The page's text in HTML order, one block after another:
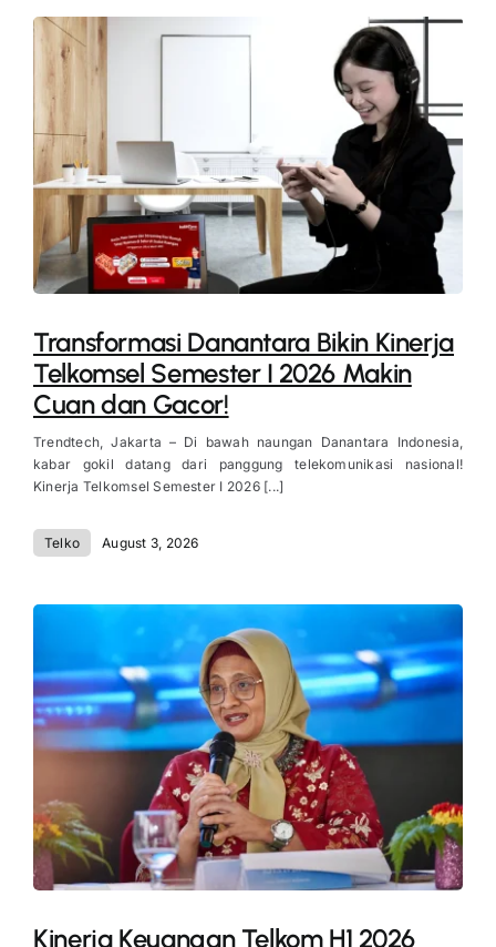
Transformasi Danantara Bikin Kinerja
Telkomsel Semester I 2026 Makin
Cuan dan Gacor!
Trendtech, Jakarta – Di bawah naungan Danantara Indonesia,
kabar gokil datang dari panggung telekomunikasi nasional!
Kinerja Telkomsel Semester I 2026 [...]
Telko August 3, 2026
Kinerja Keuangan Telkom H1 2026